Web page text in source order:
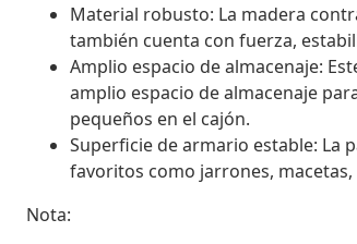
Material robusto: La madera
también cuenta con fuerza,
Amplio espacio de almacenaje:
amplio espacio de almacenaje
pequeños en el cajón.
Superficie de armario estable: La
favoritos como jarrones,
Nota: